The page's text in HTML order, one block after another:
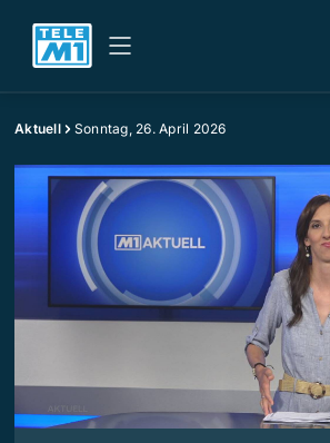
Aktuell Sonntag, 26. April 2026